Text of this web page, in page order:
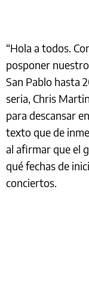
“Hola a todos.
posponer
San Pablo hasta
seria, Chris
para descansar
texto que de
al afirmar que el
qué fechas de
conciertos.